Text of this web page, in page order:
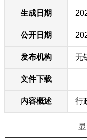
生成日期
公开日期
发布机构 无
文件下载
内容概述 行